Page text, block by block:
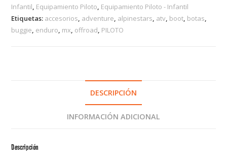
Infantil, Equipamiento Piloto, Equipamiento Piloto - Infantil
Etiquetas: accesorios, adventure, alpinestars, atv, boot, botas,
buggie, enduro, mx, offroad, PILOTO
DESCRIPCIÓN
INFORMACIÓN ADICIONAL
Descripción